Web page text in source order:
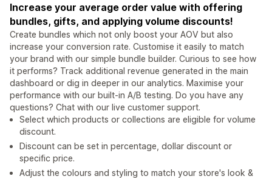
Increase your average order value with offering
bundles, gifts, and applying volume discounts!
Create bundles which not only boost your AOV but also
increase your conversion rate. Customise it easily to match
your brand with our simple bundle builder. Curious to see how
it performs? Track additional revenue generated in the main
dashboard or dig in deeper in our analytics. Maximise your
performance with our built-in A/B testing. Do you have any
questions? Chat with our live customer support.
Select which products or collections are eligible for volume
discount.
Discount can be set in percentage, dollar discount or
specific price.
Adjust the colours and styling to match your store's look &